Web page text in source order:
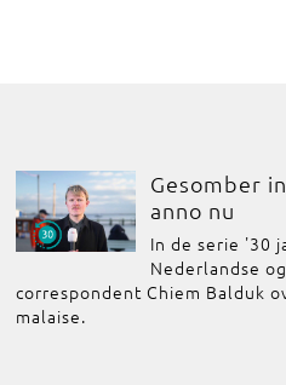
Gesomber
anno nu
In de serie '30
Nederlandse
correspondent Chiem Balduk
malaise.